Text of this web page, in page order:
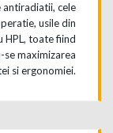
antiradiatii, cele
usile din
HPL, toate fiind
maximizarea
si ergonomiei.